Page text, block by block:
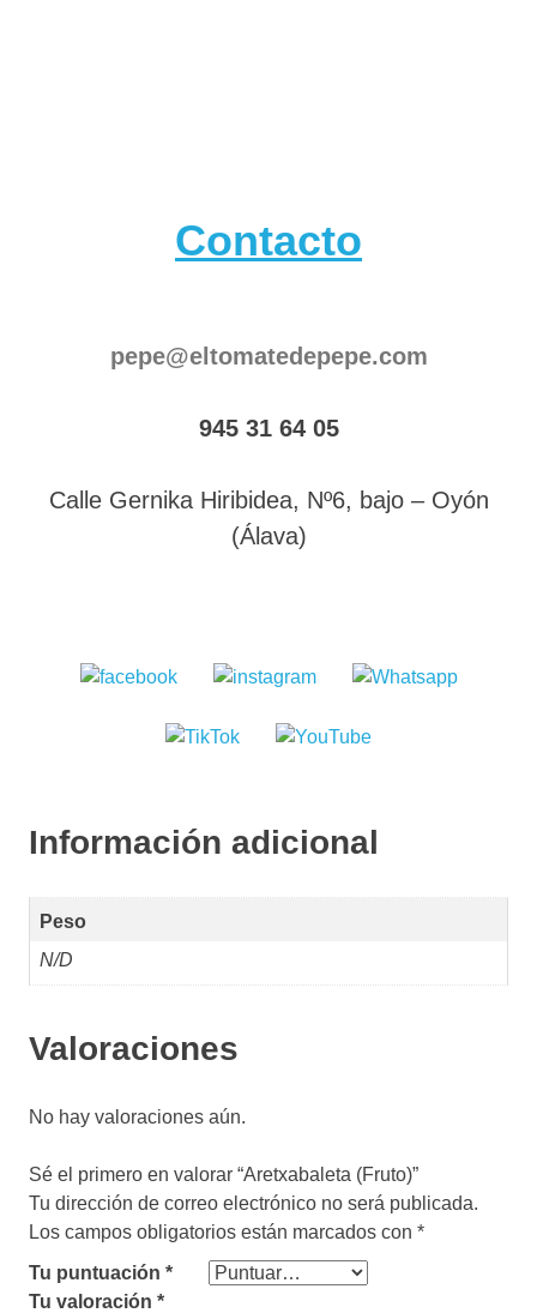
Contacto
pepe@eltomatedepepe.com
945 31 64 05
Calle Gernika Hiribidea, Nº6, bajo – Oyón
(Álava)
Información adicional
Peso
N/D
Valoraciones
No hay valoraciones aún.
Sé el primero en valorar “Aretxabaleta (Fruto)”
Tu dirección de correo electrónico no será publicada.
Los campos obligatorios están marcados con *
Tu puntuación *
Tu valoración *